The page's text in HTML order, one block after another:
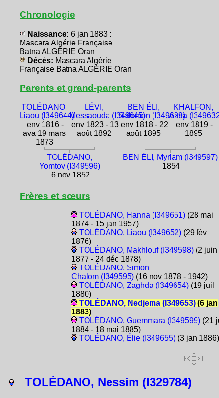
Chronologie
Naissance: 6 jan 1883 :
Mascara Algérie Française
Batna ALGÉRIE Oran
Décès: Mascara Algérie
Française Batna ALGÉRIE Oran
Parents et grand-parents
TOLÉDANO,
Liaou (I349644)
env 1816 -
ava 19 mars
1873
LÉVI,
Messaouda (I349645)
env 1823 - 13
août 1892
BEN ÉLI,
Salomon (I349629)
env 1818 - 22
août 1895
KHALFON,
Anna
env 1819 -
1895
TOLÉDANO,
Yomtov (I349596)
6 nov 1852
BEN ÉLI, Myriam (I349597)
1854
Frères et sœurs
TOLÉDANO, Hanna (I349651)(28 mai
1874 - 15 jan 1957)
TOLÉDANO, Liaou (I349652)(29 fév
1876)
TOLÉDANO, Makhlouf (I349598)(2 juin
1877 - 24 déc 1878)
TOLÉDANO, Simon
Chalom (I349595)(16 nov 1878 - 1942)
TOLÉDANO, Zaghda (I349654)(19 juil
1880)
TOLÉDANO, Nedjema (I349653)(6 jan
1883)
TOLÉDANO, Guemmara (I349599)(21
1884 - 18 mai 1885)
TOLÉDANO, Élie (I349655)(3 jan 1886)
TOLÉDANO, Nessim (I329784)